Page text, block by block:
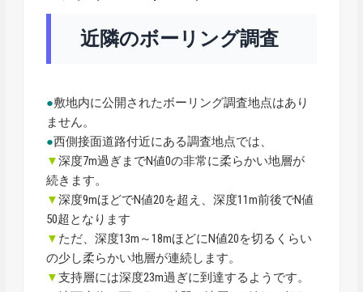
近隣のボーリング調査
●敷地内に公開されたボーリング調査地点はあり
ません。
●西側接面道路付近にある調査地点では、
▼深度7m過ぎまでN値0の非常に柔らかい地層が
続きます。
▼深度9mほどでN値20を超え、深度11m前後でN値
50超となります
▼ ただ、深度13m～18mほどにN値20を切るくらい
の少し柔らかい地層が連続します。
▼支持層には深度23m過ぎに到達するようです。